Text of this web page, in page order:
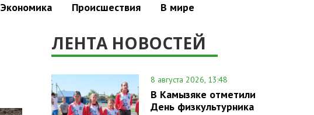
Экономика Происшествия В мире
ЛЕНТА НОВОСТЕЙ
8 августа 2026, 13:48
В Камызяке отметили
День физкультурника